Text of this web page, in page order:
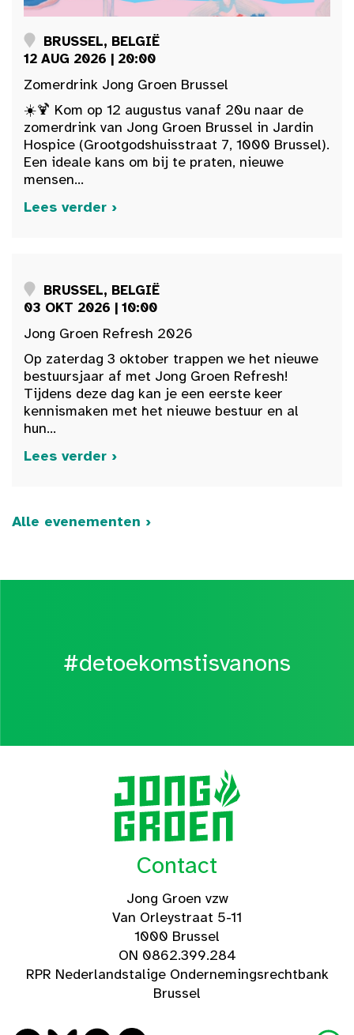
BRUSSEL, BELGIË
12 AUG 2026 | 20:00
Zomerdrink Jong Groen Brussel
☀️🍹 Kom op 12 augustus vanaf 20u naar de
zomerdrink van Jong Groen Brussel in Jardin
Hospice (Grootgodshuisstraat 7, 1000 Brussel).
Een ideale kans om bij te praten, nieuwe
mensen...
Lees verder ›
BRUSSEL, BELGIË
03 OKT 2026 | 10:00
Jong Groen Refresh 2026
Op zaterdag 3 oktober trappen we het nieuwe
bestuursjaar af met Jong Groen Refresh!
Tijdens deze dag kan je een eerste keer
kennismaken met het nieuwe bestuur en al
hun...
Lees verder ›
Alle evenementen ›
#detoekomstisvanons
Contact
Jong Groen vzw
Van Orleystraat 5-11
1000 Brussel
ON 0862.399.284
RPR Nederlandstalige Ondernemingsrechtbank
Brussel